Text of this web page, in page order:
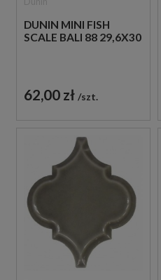
DUNIN MINI FISH
SCALE BALI 88 29,6X30
62,00 zł szt.